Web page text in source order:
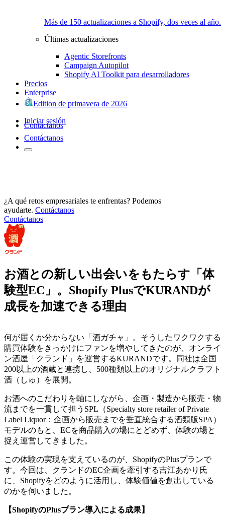
Más de 150 actualizaciones a Shopify, dos veces al año.
Últimas actualizaciones
Agentic Storefronts
Campaign Autopilot
Shopify AI Toolkit para desarrolladores
Precios
Enterprise
Edition de primavera de 2026
Iniciar sesión
Contáctanos
Contáctanos
¿A qué retos empresariales te enfrentas? Podemos
ayudarte. Contáctanos
Contáctanos
お酒との新しい出会いをもたらす「体
験型EC」。Shopify PlusでKURANDが
成長を加速できる理由
何が届くか分からない「酒ガチャ」。そうしたワクワクする
購買体験をきっかけにファンを増やしてきたのが、オンライ
ン酒屋「クランド」を運営するKURANDです。同社は全国
200以上の酒蔵と連携し、500種類以上のオリジナルクラフト
酒（しゅ）を展開。
お酒へのこだわりを軸にしながら、企画・製造から販売・物
流までを一貫して担うSPL（Specialty store retailer of Private
Label Liquor：企画から販売までを垂直統合する酒類版SPA）
モデルのもと、ECを商品購入の場にとどめず、体験の場と
捉え運営してきました。
この体験の実現を支えているのが、ShopifyのPlusプランで
す。今回は、クランドのEC企画を牽引する吉江あかり氏
に、Shopifyをどのように活用し、体験価値を創出している
のかを伺いました。
【ShopifyのPlusプラン導入による成果】